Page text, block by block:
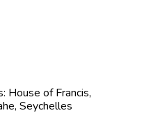
House of Francis,
Seychelles